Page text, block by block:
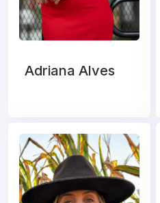
Adriana Alves